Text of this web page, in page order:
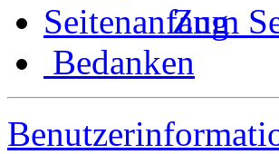
Zum
Bedanken